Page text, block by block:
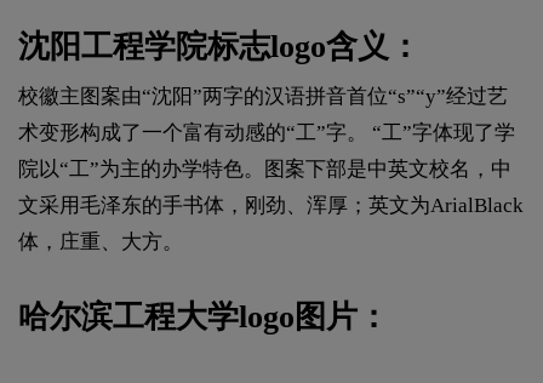
沈阳工程学院标志logo含义：
校徽主图案由“沈阳”两字的汉语拼音首位“s”“y”经过艺
术变形构成了一个富有动感的“工”字。 “工”字体现了学
院以“工”为主的办学特色。图案下部是中英文校名，中
文采用毛泽东的手书体，刚劲、浑厚；英文为ArialBlack
体，庄重、大方。
哈尔滨工程大学logo图片：